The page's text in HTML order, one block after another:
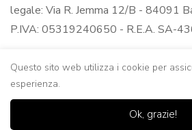
legale: Via R. Jemma 12/B - 84091
P.IVA: 05319240650 - R.E.A. SA-
Questo sito web utilizza i cookie per
esperienza.
Ok, grazie!
0